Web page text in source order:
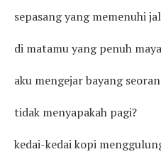
sepasang yang memenuhi
di matamu yang penuh
aku mengejar bayang
tidak menyapakah pagi?
kedai-kedai kopi